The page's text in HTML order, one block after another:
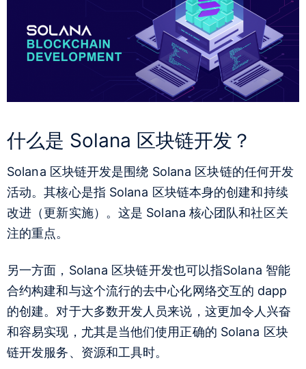
什么是 Solana 区块链开发？
Solana 区块链开发是围绕 Solana 区块链的任何开发
活动。其核心是指 Solana 区块链本身的创建和持续
改进（更新实施）。这是 Solana 核心团队和社区关
注的重点。
另一方面，Solana 区块链开发也可以指Solana 智能
合约构建和与这个流行的去中心化网络交互的 dapp
的创建。对于大多数开发人员来说，这更加令人兴奋
和容易实现，尤其是当他们使用正确的 Solana 区块
链开发服务、资源和工具时。